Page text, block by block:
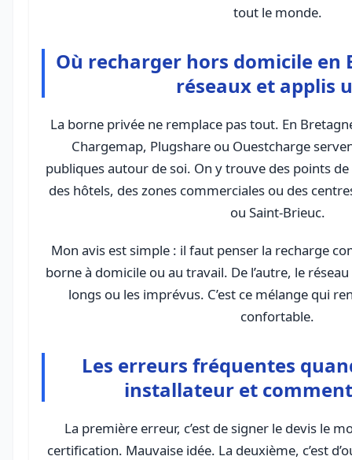
tout le monde.
Où recharger hors domicile en
réseaux et applis
La borne privée ne remplace pas tout. En
Chargemap, Plugshare ou Ouestcharge
publiques autour de soi. On y trouve des points
des hôtels, des zones commerciales ou des
ou Saint-Brieuc.
Mon avis est simple : il faut penser la recharge
borne à domicile ou au travail. De l’autre, le
longs ou les imprévus. C’est ce mélange qui
confortable.
Les erreurs fréquentes
installateur et
La première erreur, c’est de signer le devis le
certification. Mauvaise idée. La deuxième, c’est